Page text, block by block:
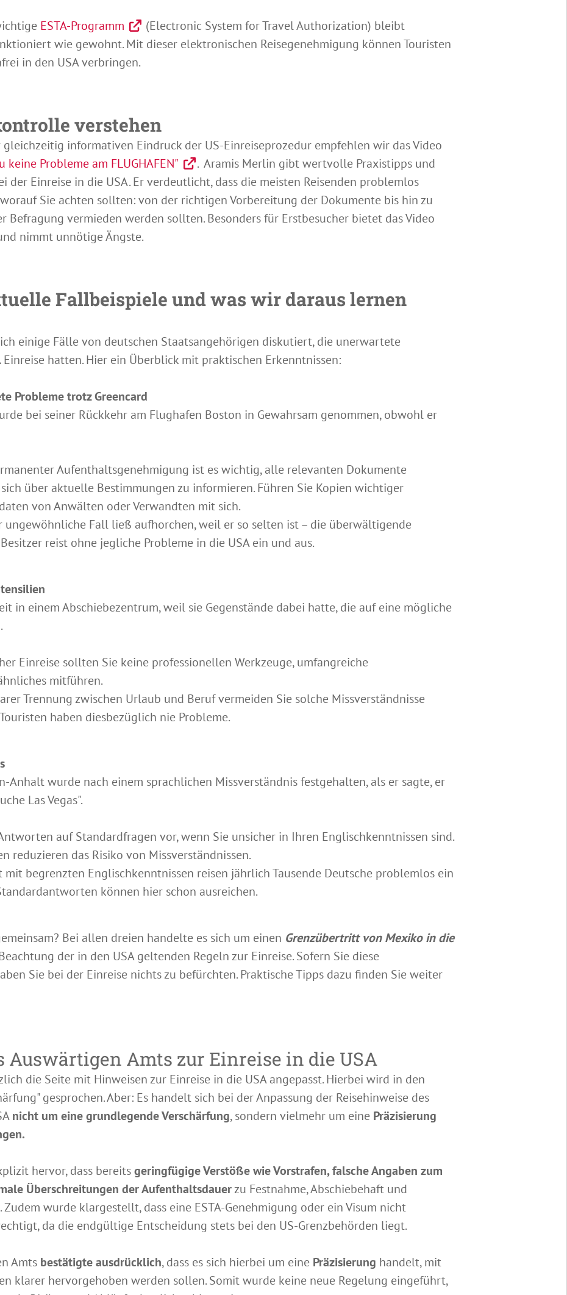
ESTA-Programm
(Electronic System for Travel Authorization) bleibt
wie gewohnt. Mit dieser elektronischen Reisegenehmigung können Touristen
in den USA verbringen.
verstehen
informativen Eindruck der US-Einreiseprozedur empfehlen wir das Video
keine Probleme am FLUGHAFEN"
. Aramis Merlin gibt wertvolle Praxistipps und
der Einreise in die USA. Er verdeutlicht, dass die meisten Reisenden problemlos
Sie achten sollten: von der richtigen Vorbereitung der Dokumente bis hin zu
Befragung vermieden werden sollten. Besonders für Erstbesucher bietet das Video
nimmt unnötige Ängste.
Fallbeispiele und was wir daraus lernen
einige Fälle von deutschen Staatsangehörigen diskutiert, die unerwartete
hatten. Hier ein Überblick mit praktischen Erkenntnissen:
Probleme trotz Greencard
bei seiner Rückkehr am Flughafen Boston in Gewahrsam genommen, obwohl er
Aufenthaltsgenehmigung ist es wichtig, alle relevanten Dokumente
über aktuelle Bestimmungen zu informieren. Führen Sie Kopien wichtiger
von Anwälten oder Verwandten mit sich.
ungewöhnliche Fall ließ aufhorchen, weil er so selten ist – die überwältigende
reist ohne jegliche Probleme in die USA ein und aus.
in einem Abschiebezentrum, weil sie Gegenstände dabei hatte, die auf eine mögliche
Einreise sollten Sie keine professionellen Werkzeuge, umfangreiche
mitführen.
Trennung zwischen Urlaub und Beruf vermeiden Sie solche Missverständnisse
haben diesbezüglich nie Probleme.
Anhalt wurde nach einem sprachlichen Missverständnis festgehalten, als er sagte, er
Las Vegas".
auf Standardfragen vor, wenn Sie unsicher in Ihren Englischkenntnissen sind.
reduzieren das Risiko von Missverständnissen.
begrenzten Englischkenntnissen reisen jährlich Tausende Deutsche problemlos ein
können hier schon ausreichen.
Bei allen dreien handelte es sich um einen Grenzübertritt von Mexiko in die
der in den USA geltenden Regeln zur Einreise. Sofern Sie diese
Sie bei der Einreise nichts zu befürchten. Praktische Tipps dazu finden Sie weiter
Auswärtigen Amts zur Einreise in die USA
die Seite mit Hinweisen zur Einreise in die USA angepasst. Hierbei wird in den
gesprochen. Aber: Es handelt sich bei der Anpassung der Reisehinweise des
nicht um eine grundlegende Verschärfung, sondern vielmehr um eine Präzisierung
hervor, dass bereitsgeringfügige Verstöße wie Vorstrafen, falsche Angaben zum
Überschreitungen der Aufenthaltsdauerzu Festnahme, Abschiebehaft und
wurde klargestellt, dass eine ESTA-Genehmigung oder ein Visum nicht
da die endgültige Entscheidung stets bei den US-Grenzbehörden liegt.
Amts bestätigte ausdrücklich, dass es sich hierbei um einePräzisierung handelt, mit
klarer hervorgehoben werden sollen. Somit wurde keine neue Regelung eingeführt,